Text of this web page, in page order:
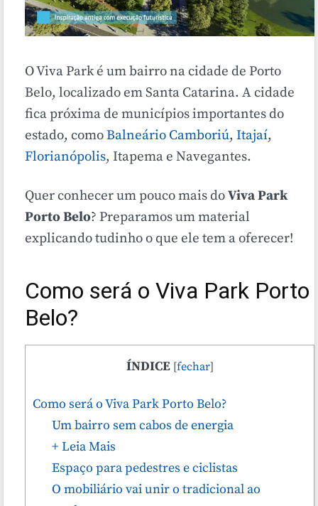
O Viva Park é um bairro na cidade de Porto
Belo, localizado em Santa Catarina. A cidade
fica próxima de municípios importantes do
estado, comoBalneário Camboriú, Itajaí,
Florianópolis, Itapema e Navegantes.
Quer conhecer um pouco mais doViva Park
Porto Belo? Preparamos um material
explicando tudinho o que ele tem a oferecer!
Como será o Viva Park Porto
Belo?
ÍNDICE [fechar]
Como será o Viva Park Porto Belo?
Um bairro sem cabos de energia
+ Leia Mais
Espaço para pedestres e ciclistas
O mobiliário vai unir o tradicional ao